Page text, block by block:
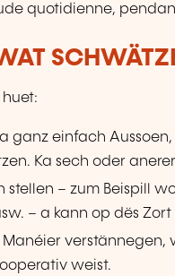
quotidienne,
ganz einfach
Ka sech oder
stellen – zum Beispill
– a kann op dës Zort
verstännegen,
weist.